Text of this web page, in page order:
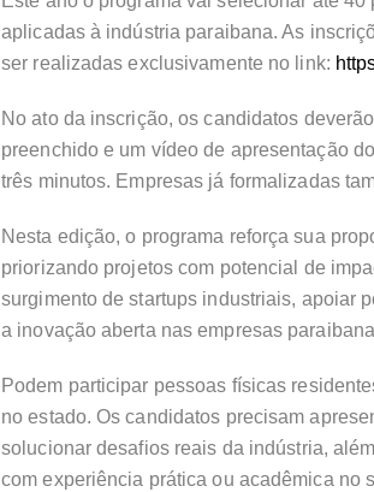
aplicadas à indústria paraibana. As
ser realizadas exclusivamente no link:
No ato da inscrição, os candidatos
preenchido e um vídeo de apresentação
três minutos. Empresas já formalizadas
Nesta edição, o programa reforça sua
priorizando projetos com potencial de
surgimento de startups industriais, apoiar
a inovação aberta nas empresas
Podem participar pessoas físicas
no estado. Os candidatos precisam
solucionar desafios reais da indústria,
com experiência prática ou acadêmica no